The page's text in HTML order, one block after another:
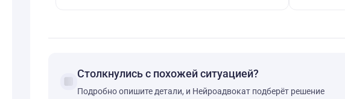
forum Столкнулись с похожей ситуацией?
Подробно опишите детали, и Нейроадвокат подберёт решение